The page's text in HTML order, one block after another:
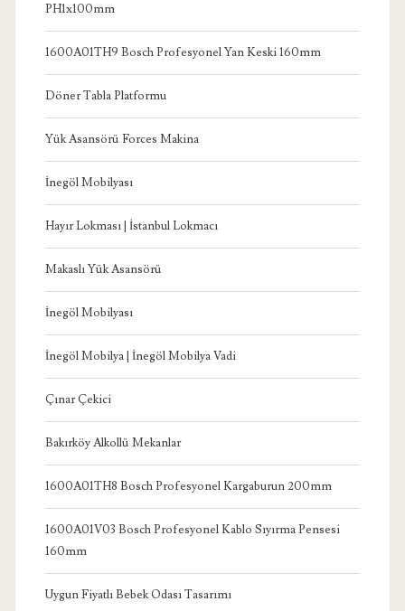
PH1x100mm
1600A01TH9 Bosch Profesyonel Yan Keski 160mm
Döner Tabla Platformu
Yük Asansörü Forces Makina
İnegöl Mobilyası
Hayır Lokması | İstanbul Lokmacı
Makaslı Yük Asansörü
İnegöl Mobilyası
İnegöl Mobilya | İnegöl Mobilya Vadi
Çınar Çekici
Bakırköy Alkollü Mekanlar
1600A01TH8 Bosch Profesyonel Kargaburun 200mm
1600A01V03 Bosch Profesyonel Kablo Sıyırma Pensesi
160mm
Uygun Fiyatlı Bebek Odası Tasarımı